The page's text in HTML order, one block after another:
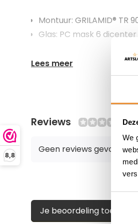
We
8,8
Montuur: GRILAMID® TR
Glas: PC mask 6
Lees meer
Reviews 0/
Geen reviews gevonden
Je beoordeling toevoegen